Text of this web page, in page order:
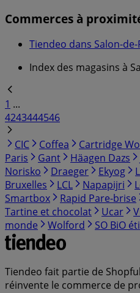
Commerces à
Tiendeo dans Salon-
Index des magasins à
1 ...
4243444546
CIC
Coffea Cartridge
Paris
Gant Häagen Dazs
Norisko
Draeger Ekyog
Bruxelles
LCL Napapijri
Smartbox
Rapid Pare-brise
Tartine et chocolat
Ucar
monde
Wolford SO BiO
Tiendeo fait partie de
réinvente le commerce de